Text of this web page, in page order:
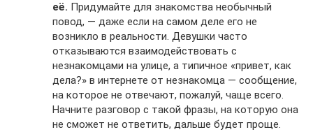
её. Придумайте для знакомства необычный
повод, — даже если на самом деле его не
возникло в реальности. Девушки часто
отказываются взаимодействовать с
незнакомцами на улице, а типичное «привет, как
дела?» в интернете от незнакомца — сообщение,
на которое не отвечают, пожалуй, чаще всего.
Начните разговор с такой фразы, на которую она
не сможет не ответить, дальше будет проще.